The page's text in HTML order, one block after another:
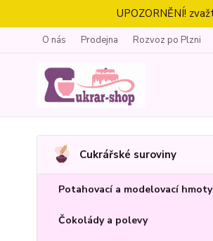
UPOZORNĚNÍ!
O nás Prodejna Rozvoz po Plzni
Cukrářské suroviny
Potahovací a modelovací hmoty
Čokolády a polevy